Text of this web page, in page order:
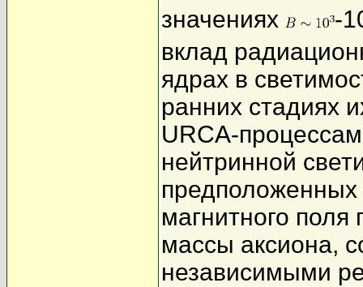
значениях
-
вклад
ядрах в
ранних стадиях
URCA-
нейтринной
предположенных
магнитного
массы аксиона,
независимыми